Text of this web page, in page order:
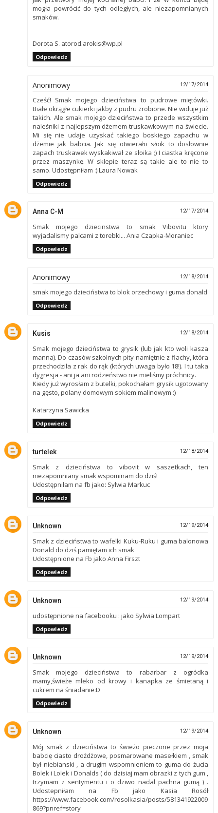
mogła powrócić do tych odległych, ale niezapomnianych
smaków.
Dorota S. atorod.arokis@wp.pl
Odpowiedz
Anonimowy 12/17/2014
Cześć! Smak mojego dzieciństwa to pudrowe miętówki.
Białe okrągłe cukierki jakby z pudru zrobione. Nie widuje już
takich. Ale smak mojego dzieciństwa to przede wszystkim
naleśniki z najlepszym dżemem truskawkowym na świecie.
Mi się nie udaje uzyskać takiego boskiego zapachu w
dżemie jak babcia. Jak się otwierało słoik to dosłownie
zapach truskawek wyskakiwał ze słoika ;) I ciastka kręcone
przez maszynkę. W sklepie teraz są takie ale to nie to
samo. Udostępniłam :) Laura Nowak
Odpowiedz
Anna C-M 12/17/2014
Smak mojego dziecinstwa to smak Vibovitu ktory
wyjadalismy palcami z torebki... Ania Czapka-Moraniec
Odpowiedz
Anonimowy 12/18/2014
smak mojego dzieciństwa to blok orzechowy i guma donald
Odpowiedz
Kusis 12/18/2014
Smak mojego dzieciństwa to grysik (lub jak kto woli kasza
manna). Do czasów szkolnych pity namiętnie z flachy, która
przechodziła z rak do rąk (których uwaga było 18!). I tu taka
dygresja - ani ja ani rodzeństwo nie mieliśmy próchnicy.
Kiedy już wyrosłam z butelki, pokochałam grysik ugotowany
na gęsto, polany domowym sokiem malinowym :)
Katarzyna Sawicka
Odpowiedz
turtelek 12/18/2014
Smak z dzieciństwa to vibovit w saszetkach, ten
niezapomniany smak wspominam do dziś!
Udostępniłam na fb jako: Sylwia Markuc
Odpowiedz
Unknown 12/19/2014
Smak z dzieciństwa to wafelki Kuku-Ruku i guma balonowa
Donald do dziś pamiętam ich smak
Udostępnione na Fb jako Anna Firszt
Odpowiedz
Unknown 12/19/2014
udostępnione na facebooku : jako Sylwia Lompart
Odpowiedz
Unknown 12/19/2014
Smak mojego dzieciństwa to rabarbar z ogródka
mamy,świeże mleko od krowy i kanapka ze śmietaną i
cukrem na śniadanie:D
Odpowiedz
Unknown 12/19/2014
Mój smak z dzieciństwa to świeżo pieczone przez moja
babcię ciasto drożdżowe, posmarowane masełkiem , smak
był niebianski , a drugim wspomnieniem to guma do żucia
Bolek i Lolek i Donalds ( do dzisiaj mam obrazki z tych gum ,
trzymam z sentymentu i o dziwo nadal pachna gumą ) .
Udostepniłam na Fb jako Kasia Rosół
https://www.facebook.com/rosolkasia/posts/581341922009
869?pnref=story